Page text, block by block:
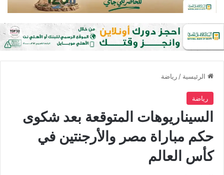
الرئيسية / رياضة
رياضة
السيناريوهات المتوقعة بعد شكوى
حكم مباراة مصر والأرجنتين في
كأس العالم